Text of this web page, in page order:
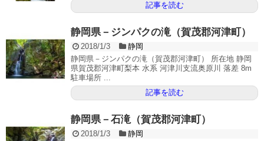
記事を読む
静岡県－ジンパクの滝（賀茂郡河津町）
2018/1/3
静岡
静岡県－ジンパクの滝（賀茂郡河津町） 所在地 静岡
県賀茂郡河津町梨本 水系 河津川支流奥原川 落差 8m
駐車場所 ...
記事を読む
静岡県－石滝（賀茂郡河津町）
2018/1/3
静岡